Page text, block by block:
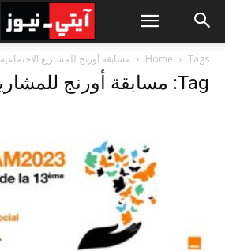
Home Tags مسابقة أورنج للمشاريع الاجتماعية
Tag: مسابقة أورنج للمشاريع الاجتماعية